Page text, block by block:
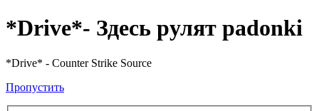
*Drive*- Здесь рулят padonki
*Drive* - Counter Strike Source
Пропустить